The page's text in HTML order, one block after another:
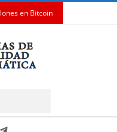
en Bitcoin